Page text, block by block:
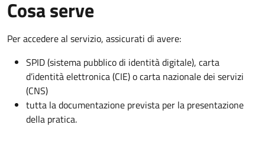
Cosa serve
Per accedere al servizio, assicurati di avere:
SPID (sistema pubblico di identità digitale), carta
d’identità elettronica (CIE) o carta nazionale dei servizi
(CNS)
tutta la documentazione prevista per la presentazione
della pratica.